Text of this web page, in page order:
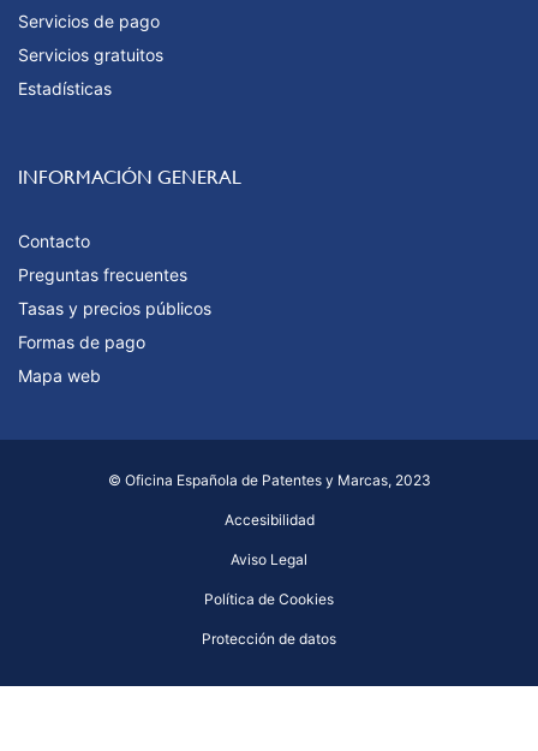
Servicios de pago
Servicios gratuitos
Estadísticas
INFORMACIÓN GENERAL
Contacto
Preguntas frecuentes
Tasas y precios públicos
Formas de pago
Mapa web
© Oficina Española de Patentes y Marcas, 2023
Accesibilidad
Aviso Legal
Política de Cookies
Protección de datos